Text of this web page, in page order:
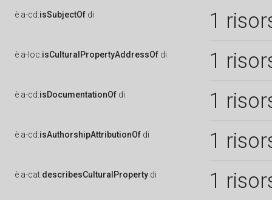
è a-cd:isSubjectOf di 1
è a-loc:isCulturalPropertyAddressOf di 1
è a-cd:isDocumentationOf di 1
è a-cd:isAuthorshipAttributionOf di 1
è a-cat:describesCulturalProperty di 1